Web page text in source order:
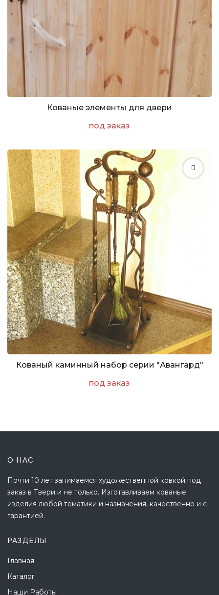
Кованые элементы для двери
под заказ
Кованый каминный набор серии "Авангард"
под заказ
О НАС
Почти 10 лет занимаемся художественной ковкой под
заказ в Твери и не только. Изготавливаем кованые
изделия любой тематики и назначения, качественно и с
гарантией.
РАЗДЕЛЫ
Главная
Каталог
Наши Работы